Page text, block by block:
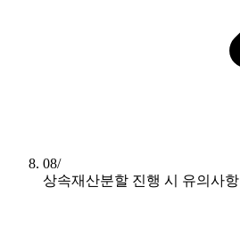
08/
상속재산분할 진행 시 유의사항